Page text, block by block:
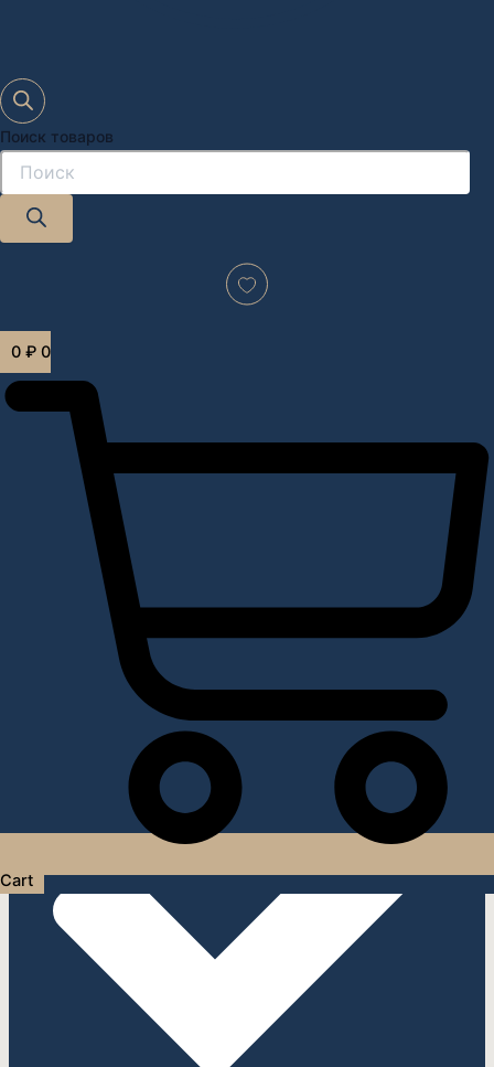
Поиск товаров
0 ₽ 0
Cart
Дизайн-проект "под ключ" в Москве
Услуги дизайнера интерьера